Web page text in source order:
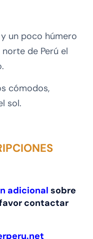
un poco húmero
de Perú el
cómodos,
sol.
adicional sobre
contactar